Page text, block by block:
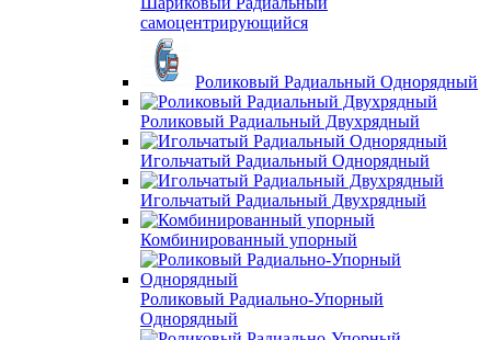
самоцентрирующийся
Роликовый Радиальный Однорядный
Роликовый Радиальный Двухрядный
Игольчатый Радиальный Однорядный
Игольчатый Радиальный Двухрядный
Комбинированный упорный
Роликовый Радиально-Упорный
Однорядный